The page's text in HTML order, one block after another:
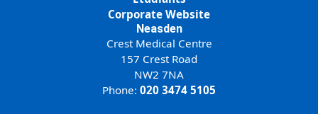
Corporate Website
Neasden
Crest Medical Centre
157 Crest Road
NW2 7NA
Phone: 020 3474 5105